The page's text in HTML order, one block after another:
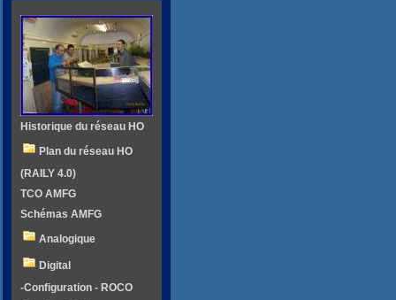
Historique du réseau HO
Plan du réseau HO
(RAILY 4.0)
TCO AMFG
Schémas AMFG
Analogique
Digital
-Configuration - ROCO